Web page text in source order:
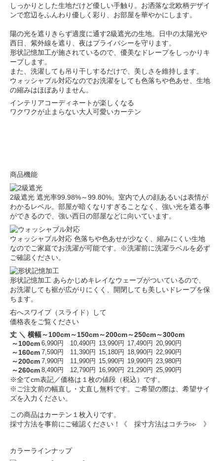
しっかりとした生地だけど優しい手触り。お洒落な北欧柄デザイ
ンで窓辺をふんわり優しく彩り、お部屋を華やかにします。
陽の光を遮りきらず適度に通す2級遮光の生地。日中の太陽光や
西日、紫外線を遮り、夜はプライバシーを守ります。
形状記憶加工が施されているので、優美なドレープをしっかりキ
ープします。
また、洗濯しても吊り干しするだけで、美しさを維持します。
ウォッシャブル対応なのでお洗濯をしても色落ちや色あせ、生地
の縮みはほぼありません。
インテリアコーディネートが楽しくなる
ワクワクが止まらない大人可愛いカーテン
商品機能
2級遮光 遮光率99.98%～99.80%。室内で人の顔あるいは表情が
わかるレベル。部屋が暗くなりすぎることなく、強い光を遮る事
ができるので、強い西日の部屋などに向いています。
ウォッシャブル対応 色落ちや色あせが少なく、縮みにくい生地
なのでご家庭でお洗濯が可能です。※洗濯前に洗濯ラベルを必ず
ご確認ください。
形状記憶加工 あらかじめキレイなウェーブがついているので、
お洗濯しても裾が広がりにくく、開閉しても美しいドレープを保
ちます。
右へスワイプ（スライド）して
価格表をご覧ください
丈 ＼ 横幅～100cm～150cm～200cm～250cm～300cm
～100cm 6,990円 10,490円 13,990円 17,490円 20,990円
～160cm 7,590円 11,390円 15,180円 18,990円 22,990円
～200cm 7,990円 11,990円 15,990円 19,990円 23,980円
～260cm 8,490円 12,790円 16,990円 21,290円 25,990円
※全てcm表記／価格は１枚の値段（税込）です。
※ご注文前の幅直し・丈直し無料です。ご希望の際は、希望サイ
ズを入力ください。
この商品はカーテン１枚入りです。
採寸方法を事前にご確認ください！
《 採寸方法はコチラ▹▹ 》
カラーラインナップ